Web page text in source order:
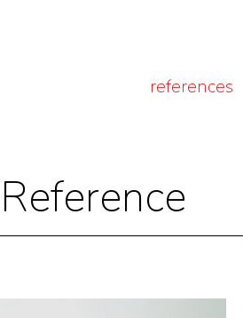
references
Reference